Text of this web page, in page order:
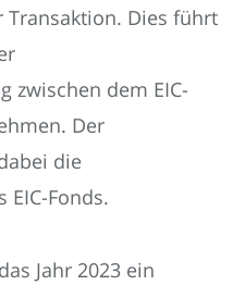
Transaktion. Dies führt
zwischen dem EIC-
Der
die
Fonds.
Jahr 2023 ein